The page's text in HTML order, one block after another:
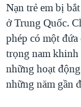
Nạn trẻ em bị
ở Trung Quốc.
phép có một
trọng nam khinh
những hoạt
những năm gần